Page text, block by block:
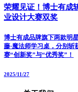
荣耀见证！博士有成
业设计大赛双奖
博士有成品牌旗下两款明
藤·魔法师学习桌，分别斩
赛“创新奖”与“优秀奖”！
2025/11/27